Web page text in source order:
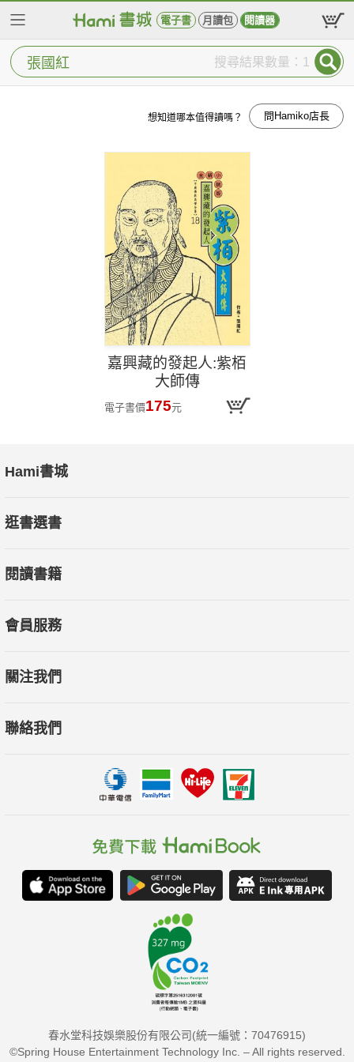
電子書 月讀包 閱讀器
搜尋結果數量：1
想知道哪本值得讀嗎？ 問Hamiko店長
嘉興藏的發起人:紫栢
大師傳
電子書價175元
Hami書城
逛書選書
閱讀書籍
會員服務
關注我們
聯絡我們
春水堂科技娛樂股份有限公司(統一編號：70476915)
©Spring House Entertainment Technology Inc. – All rights reserved.